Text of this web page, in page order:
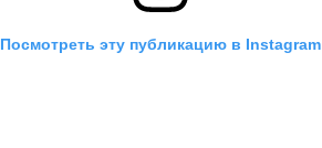
Посмотреть эту публикацию в Instagram